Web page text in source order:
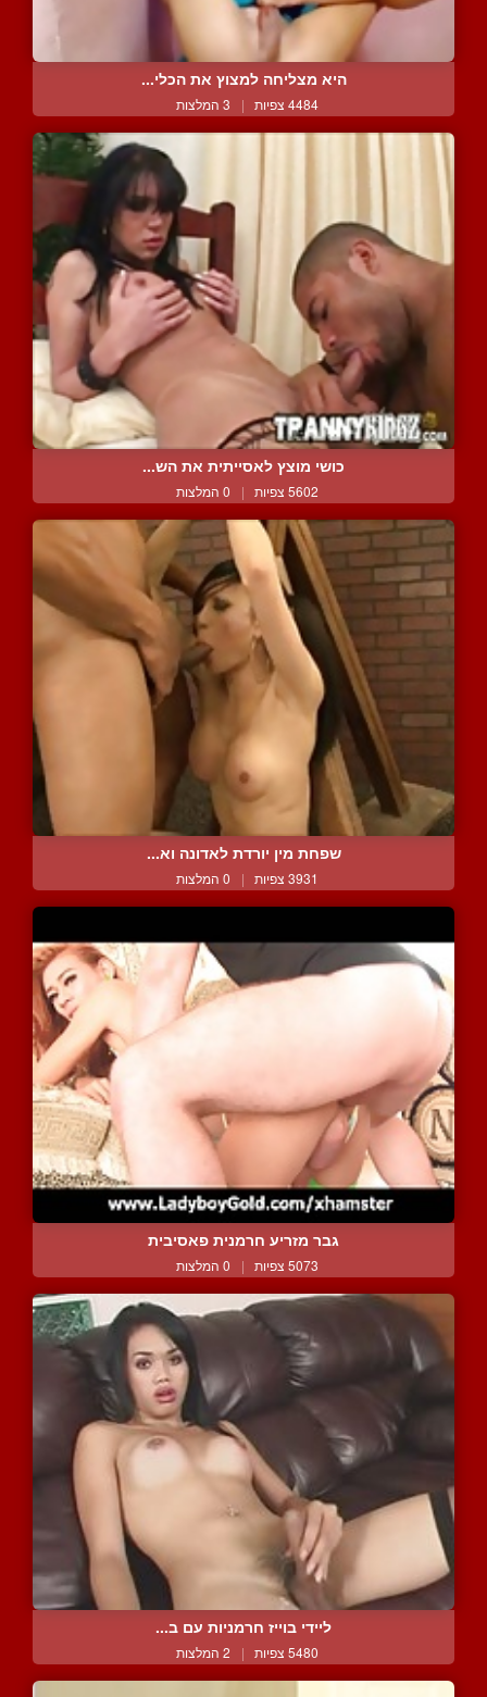
היא מצליחה למצוץ את הכלי...
4484 צפיות | 3 המלצות
כושי מוצץ לאסייתית את הש...
5602 צפיות | 0 המלצות
שפחת מין יורדת לאדונה וא...
3931 צפיות | 0 המלצות
גבר מזריע חרמנית פאסיבית
5073 צפיות | 0 המלצות
ליידי בוייז חרמניות עם ב...
5480 צפיות | 2 המלצות